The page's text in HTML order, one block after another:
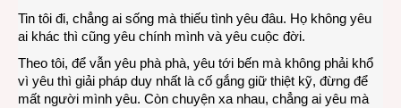
Tin tôi đi, chẳng ai sống mà thiếu tình yêu đâu. Họ không yêu
ai khác thì cũng yêu chính mình và yêu cuộc đời.
Theo tôi, để vẫn yêu phà phà, yêu tới bến mà không phải khổ
vì yêu thì giải pháp duy nhất là cố gắng giữ thiệt kỹ, đừng để
mất người mình yêu. Còn chuyện xa nhau, chẳng ai yêu mà